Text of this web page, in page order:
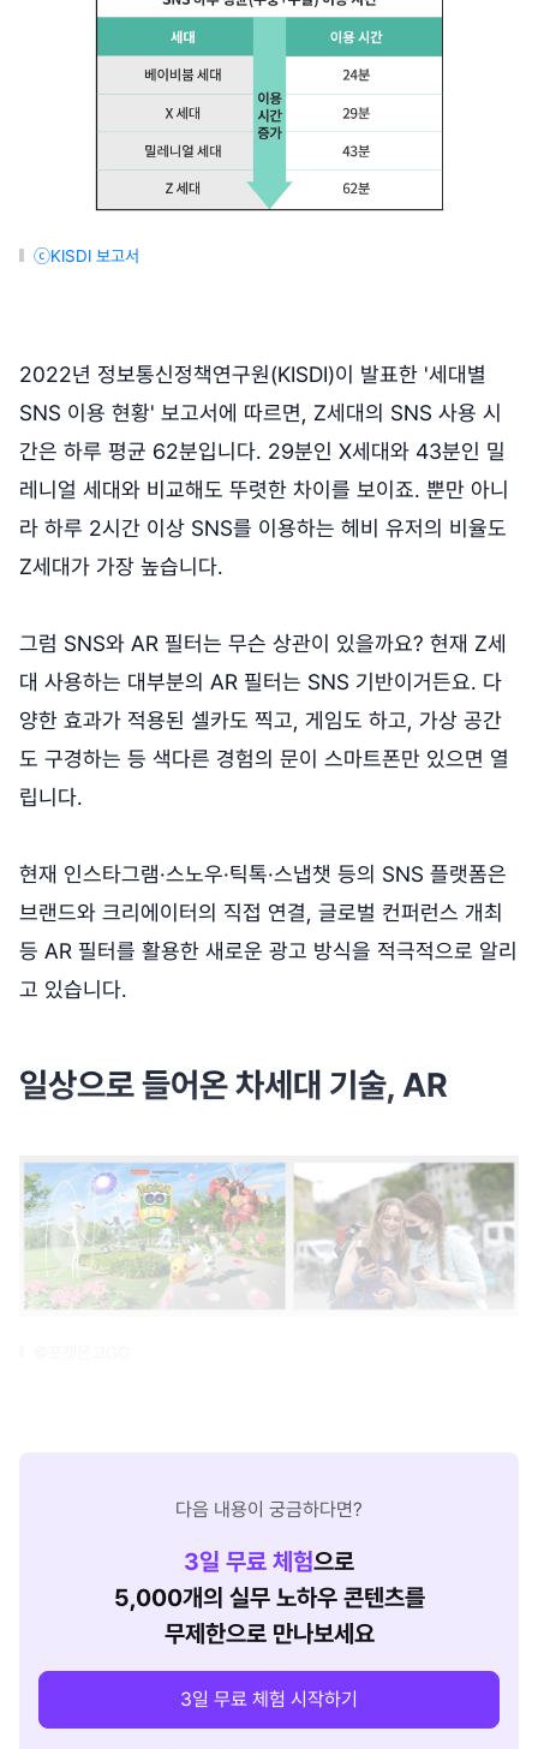
ⓒKISDI 보고서
2022년 정보통신정책연구원(KISDI)이 발표한 '세대별
SNS 이용 현황' 보고서에 따르면, Z세대의 SNS 사용 시
간은 하루 평균 62분입니다. 29분인 X세대와 43분인 밀
레니얼 세대와 비교해도 뚜렷한 차이를 보이죠. 뿐만 아니
라 하루 2시간 이상 SNS를 이용하는 헤비 유저의 비율도
Z세대가 가장 높습니다.
그럼 SNS와 AR 필터는 무슨 상관이 있을까요? 현재 Z세
대 사용하는 대부분의 AR 필터는 SNS 기반이거든요. 다
양한 효과가 적용된 셀카도 찍고, 게임도 하고, 가상 공간
도 구경하는 등 색다른 경험의 문이 스마트폰만 있으면 열
립니다.
현재 인스타그램·스노우·틱톡·스냅챗 등의 SNS 플랫폼은
브랜드와 크리에이터의 직접 연결, 글로벌 컨퍼런스 개최
등 AR 필터를 활용한 새로운 광고 방식을 적극적으로 알리
고 있습니다.
일상으로 들어온 차세대 기술, AR
다음 내용이 궁금하다면?
3일 무료 체험으로
5,000개의 실무 노하우 콘텐츠를
무제한으로 만나보세요
3일 무료 체험 시작하기